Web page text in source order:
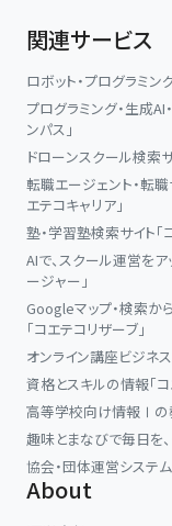
関連サービス
ロボット・プログラミン
プログラミング・生成AI
ンパス」
ドローンスクール検索
転職エージェント・転職
エテコキャリア」
塾・学習塾検索サイト「
AIで、スクール運営を
ージャー」
Googleマップ・検索か
「コエテコリザーブ」
オンライン講座ビジネ
資格とスキルの情報「コ
高等学校向け情報Ⅰの
趣味とまなびで毎日を、
協会・団体運営システム
About